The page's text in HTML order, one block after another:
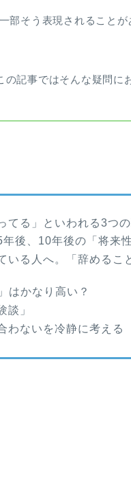
部そう表現されることが
の記事ではそんな疑問に
てる」といわれる3つの
後、10年後の「将来
いる人へ。「辞めるこ
はかなり高い？
談」
わないを冷静に考える